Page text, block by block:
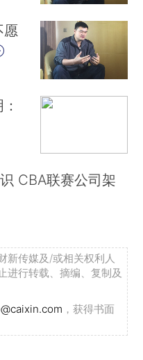
愿
CBA联赛公司架
新传媒及/或相关权利人
进行转载、摘编、复制及
，获得书面